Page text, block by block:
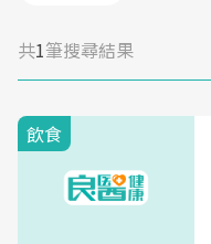
共1筆搜尋結果
飲食